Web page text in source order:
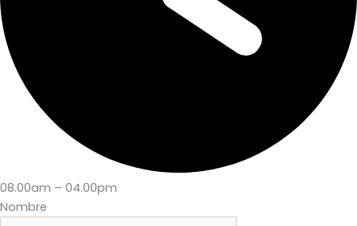
08.00am – 04.00pm
Nombre